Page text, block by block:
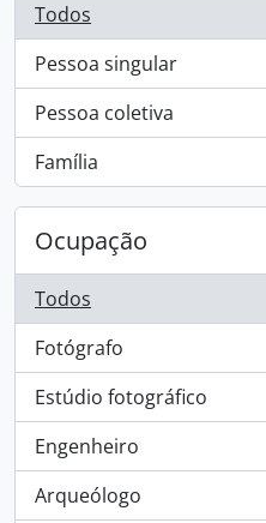
Todos
Pessoa singular
, 98 resultados
Pessoa coletiva
, 66 resultados
Família
, 1 resultados
Ocupação
Todos
Fotógrafo
, 81 resultados
Estúdio fotográfico
, 16 resultados
Engenheiro
, 5 resultados
Arqueólogo
, 4 resultados